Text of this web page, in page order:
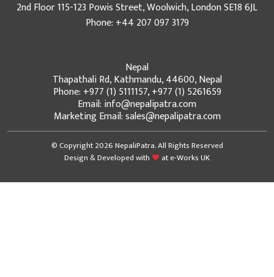
2nd Floor 115-123 Powis Street, Woolwich, London SE18 6JL
Phone: +44 207 097 3179
Nepal
Thapathali Rd, Kathmandu, 44600, Nepal
Phone: +977 (1) 5111157, +977 (1) 5261659
Email: info@nepalipatra.com
Marketing Email: sales@nepalipatra.com
© Copyright 2026 NepaliPatra. All Rights Reserved
Design & Developed with
ate-Works UK